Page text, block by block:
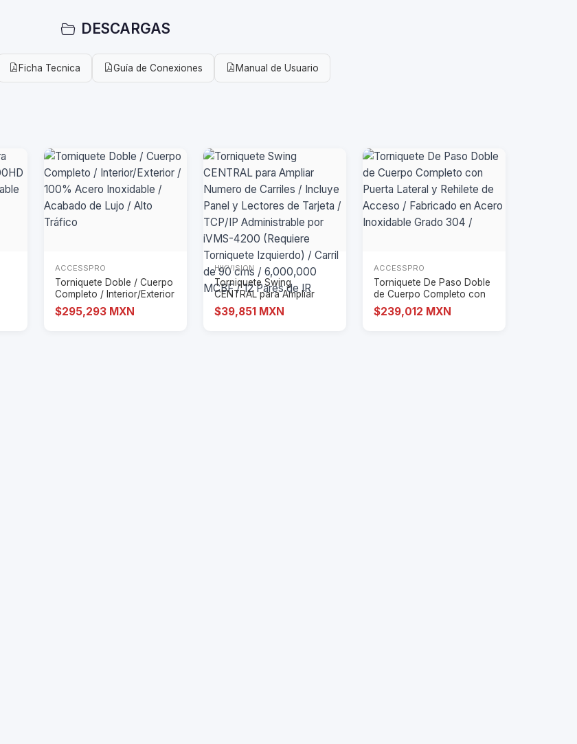
DESCARGAS
Ficha Tecnica Guía de Conexiones Manual de Usuario
ACCESSPRO
Torniquete Doble / Cuerpo
Completo / Interior/Exterior
/ 100
$295,293 MXN
HIKVISION
Torniquete Swing
CENTRAL para Ampliar
Numero de Carriles / I
$39,851 MXN
ACCESSPRO
Torniquete De Paso Doble
de Cuerpo Completo con
Puerta Later
$239,012 MXN